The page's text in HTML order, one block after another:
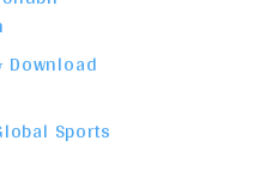
Download
Sports